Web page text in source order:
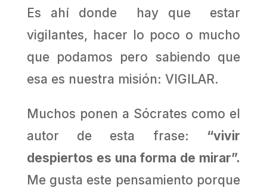
Es ahí donde hay que estar
vigilantes, hacer lo poco o mucho
que podamos pero sabiendo que
esa es nuestra misión: VIGILAR.
Muchos ponen a Sócrates como el
autor de esta frase: “vivir
despiertos es una forma de mirar”.
Me gusta este pensamiento porque